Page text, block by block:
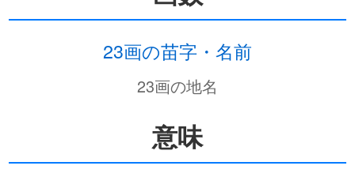
23画の苗字・名前
23画の地名
意味